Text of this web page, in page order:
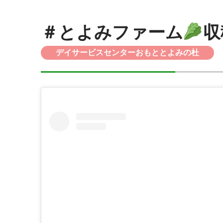
＃とよみファーム
デイサービスセンターおもととよみの杜